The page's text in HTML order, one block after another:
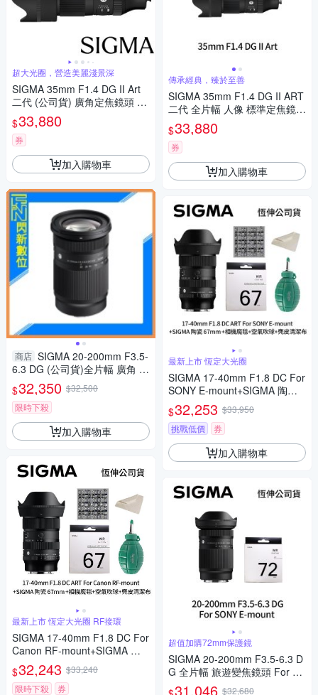
超大光圈，營造美麗淺景深
SIGMA 35mm F1.4 DG II Art
二代 (公司貨) 廣角定焦鏡頭 人
像鏡 全片幅無反微單眼鏡頭
$33,880
券
加入購物車
商店 SIGMA 20-200mm F3.5-
6.3 DG (公司貨)全片幅 廣角 望
遠 10倍變焦
$32,350 $32,500
限時下殺
加入購物車
最新上市 恆定大光圈 RF接環
SIGMA 17-40mm F1.8 DC For
Canon RF-mount+SIGMA 陶
瓷 67mm保護鏡+相機魔毯+BW
-130吹球+麂皮清潔布(公司貨)
$32,243 $33,240
限時下殺
券
傳承經典，臻於至善
SIGMA 35mm F1.4 DG II ART
二代 全片幅 人像 標準定焦鏡頭
(公司貨)
$33,880
券
加入購物車
最新上市 恆定大光圈
SIGMA 17-40mm F1.8 DC For
SONY E-mount+SIGMA 陶瓷 6
7mm保護鏡+相機魔毯+BW-13
0吹球+3030麂皮清潔布 (公司
貨)
$32,253 $33,950
挑戰低價
券
加入購物車
超值加購72mm保護鏡
SIGMA 20-200mm F3.5-6.3 D
G 全片幅 旅遊變焦鏡頭 For S
ONY E-mount + SIGMA WR U
31,046 $32,680